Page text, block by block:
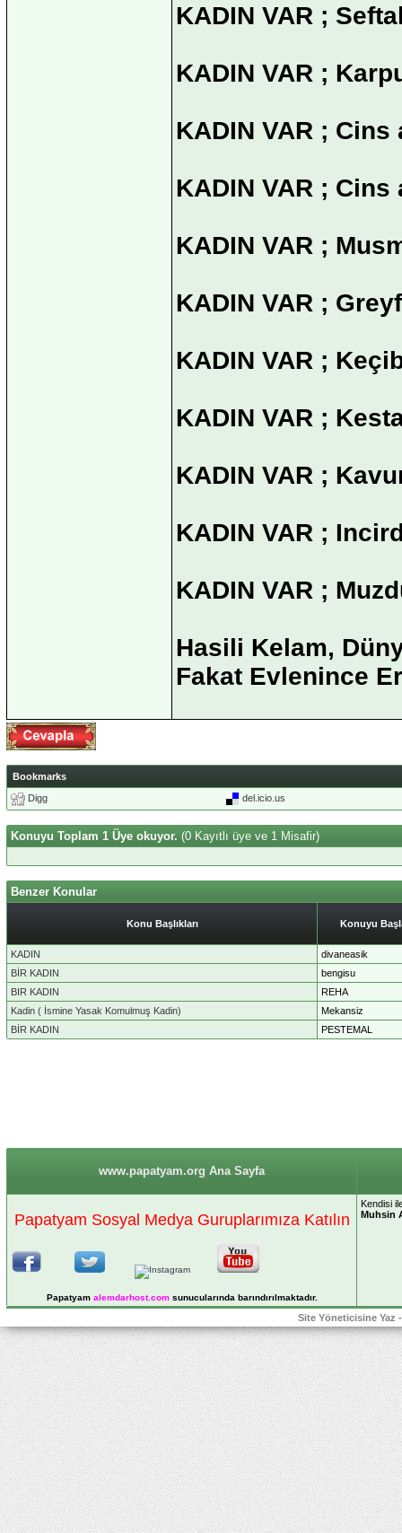
KADIN VAR ;
KADIN VAR ;
KADIN VAR ;
KADIN VAR ;
KADIN VAR ;
KADIN VAR ;
KADIN VAR ;
KADIN VAR ;
KADIN VAR ;
KADIN VAR ;
KADIN VAR ;
Hasili Kelam,
Fakat Evlenince
Bookmarks
Digg
del.icio.us
Konuyu Toplam 1 Üye okuyor. (0 Kayıtlı üye ve 1 Misafir)
Benzer Konular
Konu Başlıkları Konuyu
KADIN
divaneasik
BİR KADIN
bengisu
BIR KADIN
REHA
Kadin ( İsmine Yasak Komulmuş Kadin)
Mekansiz
BİR KADIN
PESTEMAL
www.papatyam.org Ana Sayfa
Papatyam Sosyal Medya Guruplarımıza Katılın
Papatyam alemdarhost.comsunucularında barındırılmaktadır.
Kendisi
Muhsin
Site Yöneticisine Yaz